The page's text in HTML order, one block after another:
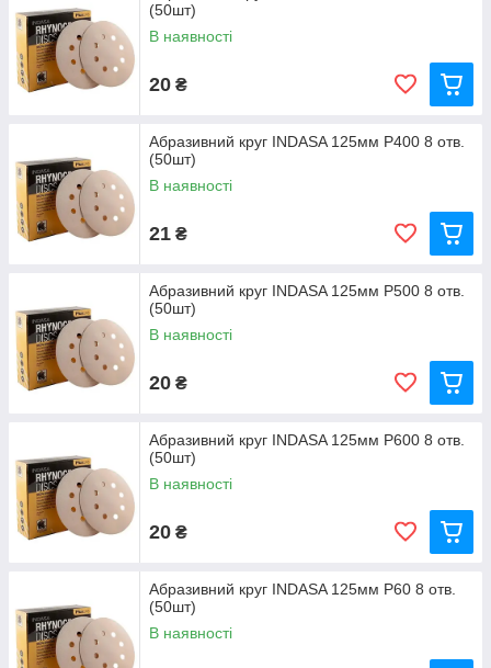
(50шт)
В наявності
20 ₴
Абразивний круг INDASA 125мм P400 8 отв.
(50шт)
В наявності
21 ₴
Абразивний круг INDASA 125мм P500 8 отв.
(50шт)
В наявності
20 ₴
Абразивний круг INDASA 125мм P600 8 отв.
(50шт)
В наявності
20 ₴
Абразивний круг INDASA 125мм P60 8 отв.
(50шт)
В наявності